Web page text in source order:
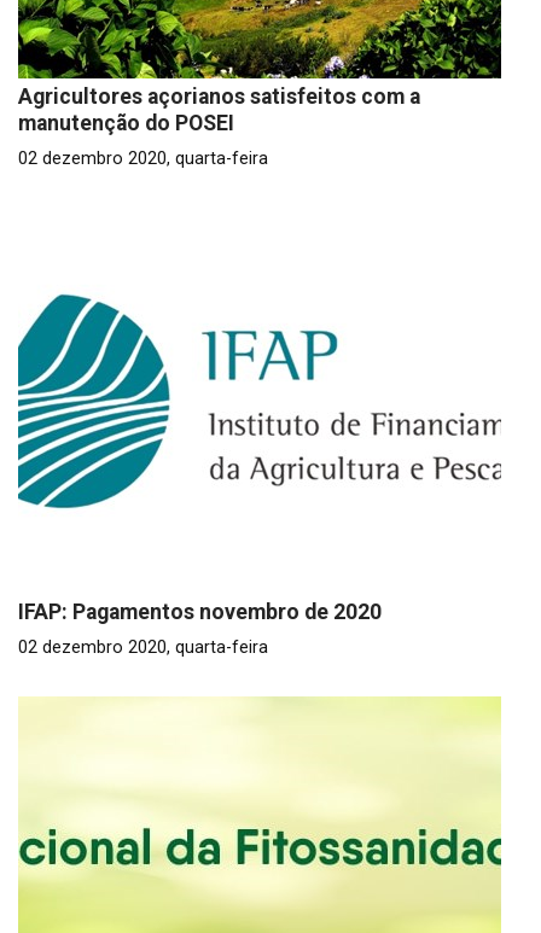
Agricultores açorianos satisfeitos com a
manutenção do POSEI
02 dezembro 2020, quarta-feira
IFAP: Pagamentos novembro de 2020
02 dezembro 2020, quarta-feira